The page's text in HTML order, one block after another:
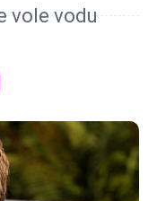
vole vodu